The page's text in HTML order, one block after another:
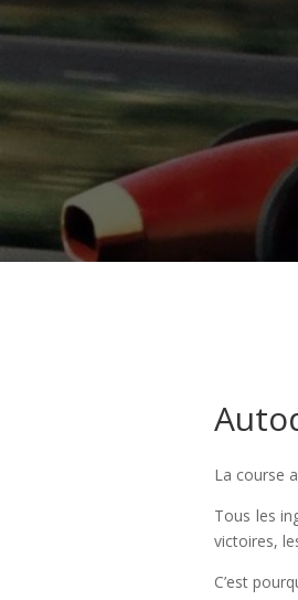
La course
Tous les
victoires,
C’est